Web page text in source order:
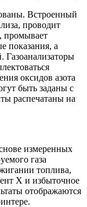
Встроенный
проводит
промывает
показания, а
Газоанализаторы
оксидов азота
быть заданы с
распечатаны на
измеренных
газа
топлива,
X и избыточное
отображаются